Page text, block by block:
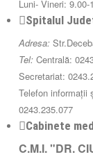
Luni- Vineri: 9.00-
Spitalul
Adresa:
Tel: Centrală:
Secretariat:
Telefon informații
0243.235.077
Cabinete
C.M.I. "DR.